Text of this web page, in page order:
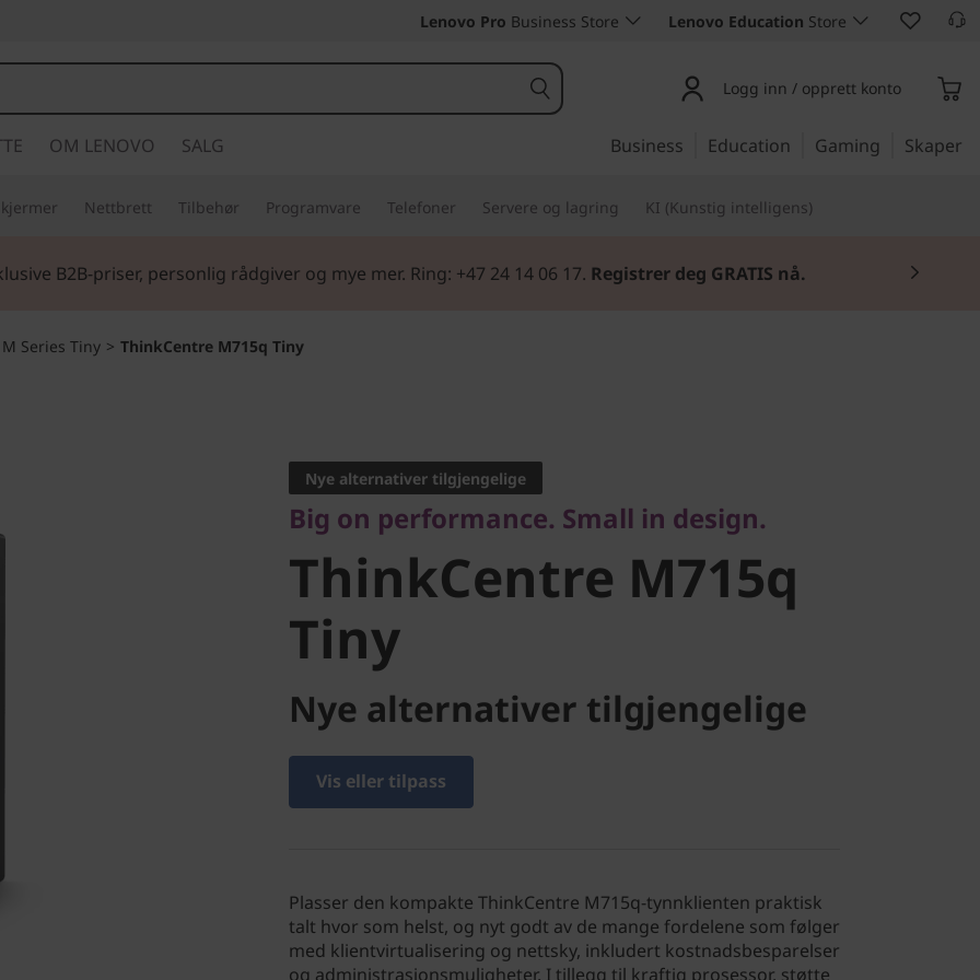
Lenovo Pro Business Store Lenovo Education Store
Logg inn / opprett konto
OM LENOVO SALG Business Education Gaming Skaper
Nettbrett Tilbehør Programvare Telefoner Servere og lagring KI (Kunstig intelligens)
B2B-priser, personlig rådgiver og mye mer. Ring: +47 24 14 06 17. Registrer deg GRATIS nå.
M Series Tiny > ThinkCentre M715q Tiny
ThinkCentre M715q
Tiny
Nye alternativer tilgjengelige
Big on performance. Small in design.
ThinkCentre M715q
Tiny
Nye alternativer tilgjengelige
Vis eller tilpass
Plasser den kompakte ThinkCentre M715q-tynnklienten praktisk
talt hvor som helst, og nyt godt av de mange fordelene som følger
med klientvirtualisering og nettsky, inkludert kostnadsbesparelser
og administrasjonsmuligheter. I tillegg til kraftig prosessor, støtte